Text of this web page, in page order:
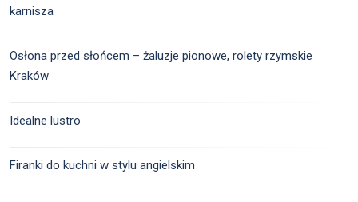
karnisza
Osłona przed słońcem – żaluzje pionowe, rolety rzymskie
Kraków
Idealne lustro
Firanki do kuchni w stylu angielskim